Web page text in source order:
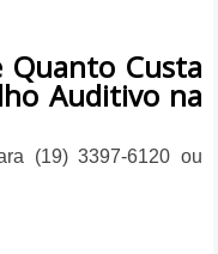
Quanto Custa
Auditivo na
(19) 3397-6120 ou